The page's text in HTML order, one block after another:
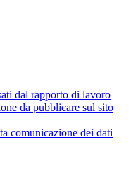
dal rapporto di lavoro
da pubblicare sul sito
comunicazione dei dati